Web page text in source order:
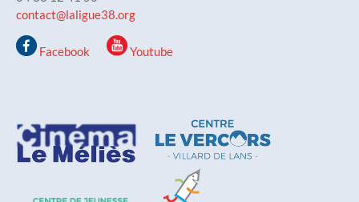
contact@laligue38.org
Facebook Youtube